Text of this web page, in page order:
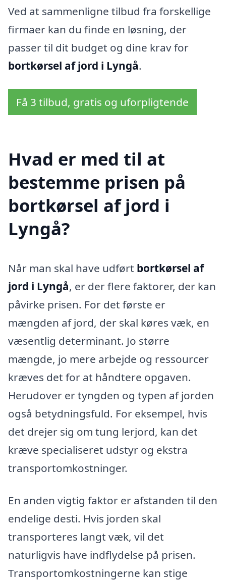
Ved at sammenligne tilbud fra forskellige
firmaer kan du finde en løsning, der
passer til dit budget og dine krav for
bortkørsel af jord i Lyngå.
Få 3 tilbud, gratis og uforpligtende
Hvad er med til at
bestemme prisen på
bortkørsel af jord i
Lyngå?
Når man skal have udført bortkørsel af
jord i Lyngå, er der flere faktorer, der kan
påvirke prisen. For det første er
mængden af jord, der skal køres væk, en
væsentlig determinant. Jo større
mængde, jo mere arbejde og ressourcer
kræves det for at håndtere opgaven.
Herudover er tyngden og typen af jorden
også betydningsfuld. For eksempel, hvis
det drejer sig om tung lerjord, kan det
kræve specialiseret udstyr og ekstra
transportomkostninger.
En anden vigtig faktor er afstanden til den
endelige desti. Hvis jorden skal
transporteres langt væk, vil det
naturligvis have indflydelse på prisen.
Transportomkostningerne kan stige